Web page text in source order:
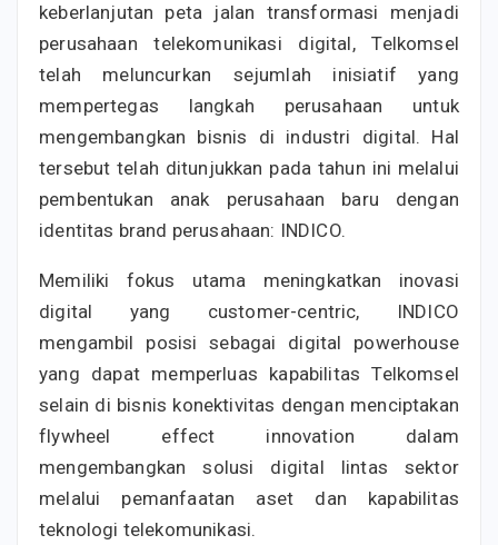
keberlanjutan peta jalan transformasi menjadi
perusahaan telekomunikasi digital, Telkomsel
telah meluncurkan sejumlah inisiatif yang
mempertegas langkah perusahaan untuk
mengembangkan bisnis di industri digital. Hal
tersebut telah ditunjukkan pada tahun ini melalui
pembentukan anak perusahaan baru dengan
identitas brand perusahaan: INDICO.
Memiliki fokus utama meningkatkan inovasi
digital yang customer-centric, INDICO
mengambil posisi sebagai digital powerhouse
yang dapat memperluas kapabilitas Telkomsel
selain di bisnis konektivitas dengan menciptakan
flywheel effect innovation dalam
mengembangkan solusi digital lintas sektor
melalui pemanfaatan aset dan kapabilitas
teknologi telekomunikasi.